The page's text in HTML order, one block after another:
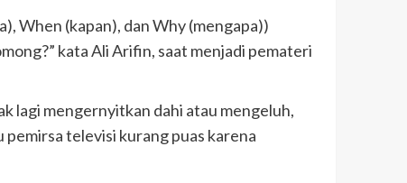
When (kapan), dan Why (mengapa))
kata Ali Arifin, saat menjadi pemateri
lagi mengernyitkan dahi atau mengeluh,
pemirsa televisi kurang puas karena